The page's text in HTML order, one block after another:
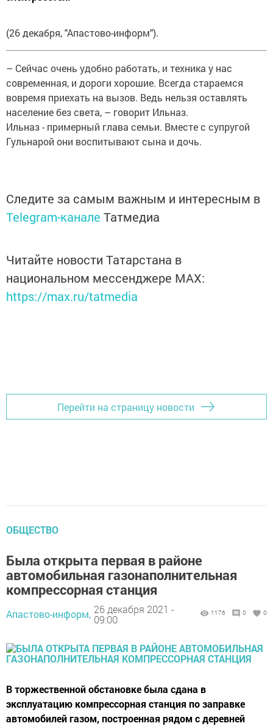
(26 декабря, "Апастово-информ").
– Сейчас очень удобно работать, и техника у нас
современная, и дороги хорошие. Всегда стараемся
вовремя приехать на вызов. Ведь нельзя оставлять
население без света, – говорит Ильназ.
Ильназ - примерный глава семьи. Вместе с супругой
Гульнарой они воспитывают сына и дочь.
Следите за самым важным и интересным в
Telegram-канале Татмедиа
Читайте новости Татарстана в
национальном мессенджере MАХ:
https://max.ru/tatmedia
Перейти на страницу новости
ОБЩЕСТВО
Была открыта первая в районе
автомобильная газонаполнительная
компрессорная станция
Апастово-информ, 26 декабря 2021 -
09:00
1176 0 0
В торжественной обстановке была сдана в
эксплуатацию компрессорная станция по заправке
автомобилей газом, построенная рядом с деревней